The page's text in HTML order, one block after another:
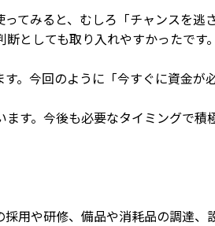
てみると、むしろ「チャンスを逃
としても取り入れやすかったです。
。今回のように「今すぐに資金が
す。今後も必要なタイミングで積
用や研修、備品や消耗品の調達、